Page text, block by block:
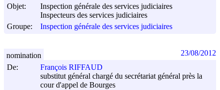
Objet:
Inspection générale des services judiciaires
Inspecteurs des services judiciaires
Groupe:
Inspection générale des services judiciaires
De:
François RIFFAUD
substitut général chargé du secrétariat général près la
cour d'appel de Bourges
nomination 23/08/2012